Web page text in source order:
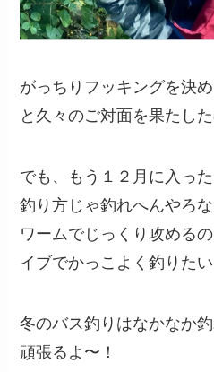
がっちりフッキングを決
と久々のご対面を果たし
でも、もう１２月に入っ
釣り方じゃ釣れへんやろ
ワームでじっくり攻める
イブでかっこよく釣りた
冬のバス釣りはなかなか
頑張るよ〜！